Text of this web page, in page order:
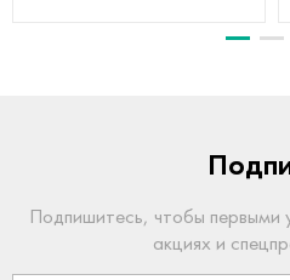
Подпишитесь, чтобы первыми
акциях и